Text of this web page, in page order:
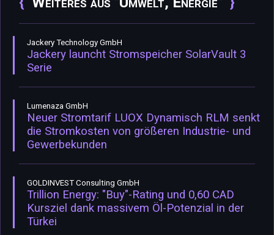
Jackery Technology GmbH
Jackery launcht Stromspeicher SolarVault 3
Serie
Lumenaza GmbH
Neuer Stromtarif LUOX Dynamisch RLM senkt
die Stromkosten von größeren Industrie- und
Gewerbekunden
GOLDINVEST Consulting GmbH
Trillion Energy: "Buy"-Rating und 0,60 CAD
Kursziel dank massivem Öl-Potenzial in der
Türkei